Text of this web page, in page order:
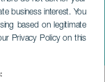
business interest. You
based on legitimate
Privacy Policy on this